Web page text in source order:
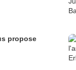
propose